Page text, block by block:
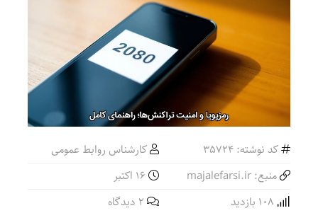
کد نوشته: 35724
کارشناس روابط عمومی
منبع: majalefarsi.ir
2 دیدگاه